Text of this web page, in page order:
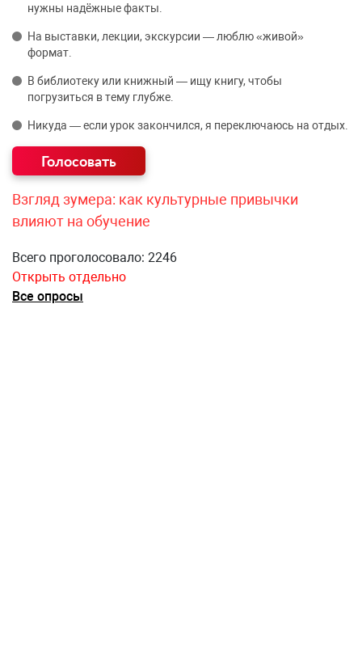
нужны надёжные факты.
На выставки, лекции, экскурсии — люблю «живой»
формат.
В библиотеку или книжный — ищу книгу, чтобы
погрузиться в тему глубже.
Никуда — если урок закончился, я переключаюсь на отдых.
Взгляд зумера: как культурные привычки
влияют на обучение
Всего проголосовало: 2246
Открыть отдельно
Все опросы